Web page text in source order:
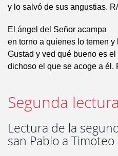
y lo salvó de sus angustias.
El ángel del Señor acampa
en torno a quienes lo temen y
Gustad y ved qué bueno es el
dichoso el que se acoge a él.
Segunda lectura
Lectura de la
san Pablo a